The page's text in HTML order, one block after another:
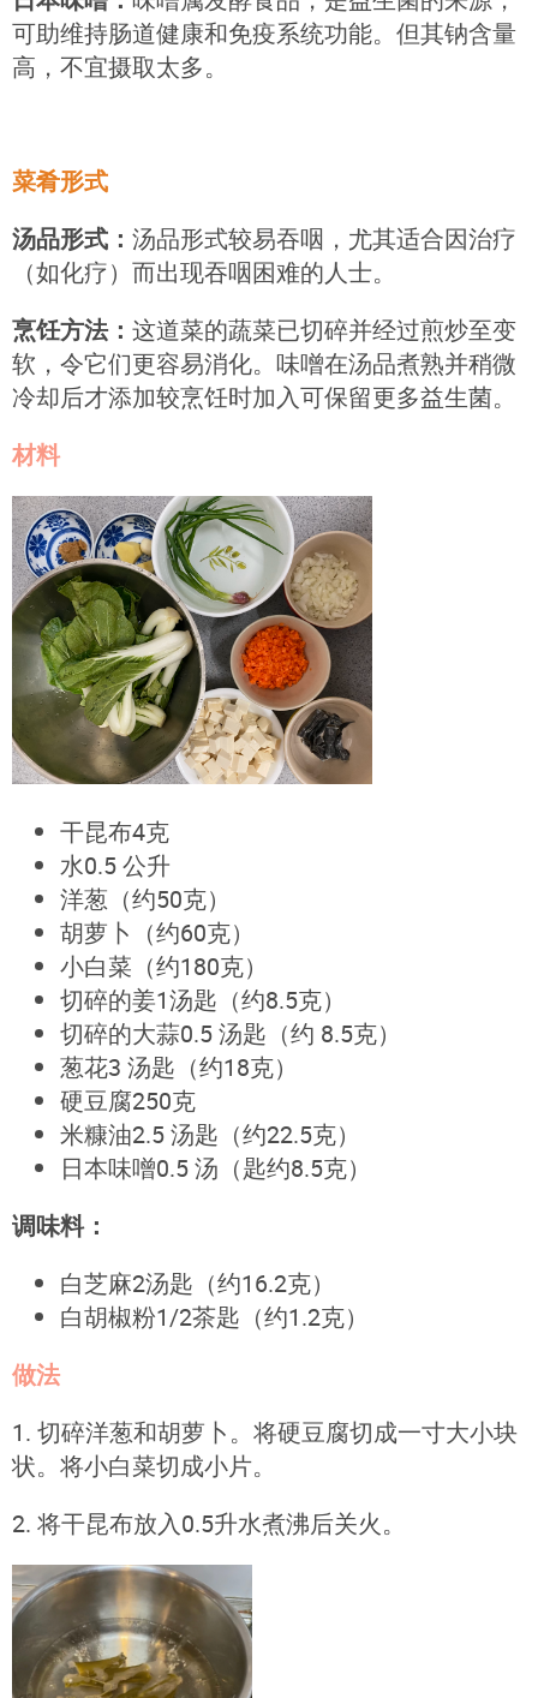
可助维持肠道健康和免疫系统功能。但其钠含量
高，不宜摄取太多。
菜肴形式
汤品形式： 汤品形式较易吞咽，尤其适合因治疗
（如化疗）而出现吞咽困难的人士。
烹饪方法： 这道菜的蔬菜已切碎并经过煎炒至变
软，令它们更容易消化。味噌在汤品煮熟并稍微
冷却后才添加较烹饪时加入可保留更多益生菌。
材料
干昆布4克
水0.5 公升
洋葱（约50克）
胡萝卜（约60克）
小白菜（约180克）
切碎的姜1汤匙（约8.5克）
切碎的大蒜0.5 汤匙（约 8.5克）
葱花3 汤匙（约18克）
硬豆腐250克
米糠油2.5 汤匙（约22.5克）
日本味噌0.5 汤（匙约8.5克）
调味料：
白芝麻2汤匙（约16.2克）
白胡椒粉1/2茶匙（约1.2克）
做法
1. 切碎洋葱和胡萝卜。将硬豆腐切成一寸大小块
状。将小白菜切成小片。
2. 将干昆布放入0.5升水煮沸后关火。